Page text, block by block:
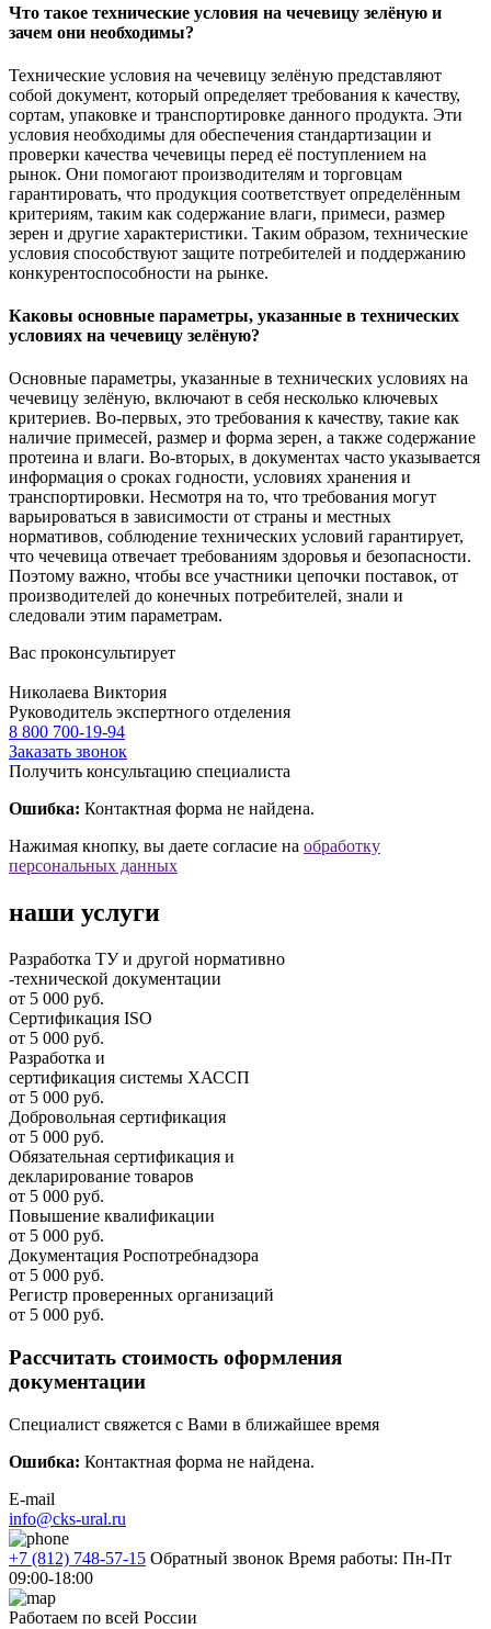
Что такое технические условия на чечевицу зелёную и
зачем они необходимы?
Технические условия на чечевицу зелёную представляют
собой документ, который определяет требования к качеству,
сортам, упаковке и транспортировке данного продукта. Эти
условия необходимы для обеспечения стандартизации и
проверки качества чечевицы перед её поступлением на
рынок. Они помогают производителям и торговцам
гарантировать, что продукция соответствует определённым
критериям, таким как содержание влаги, примеси, размер
зерен и другие характеристики. Таким образом, технические
условия способствуют защите потребителей и поддержанию
конкурентоспособности на рынке.
Каковы основные параметры, указанные в технических
условиях на чечевицу зелёную?
Основные параметры, указанные в технических условиях на
чечевицу зелёную, включают в себя несколько ключевых
критериев. Во-первых, это требования к качеству, такие как
наличие примесей, размер и форма зерен, а также содержание
протеина и влаги. Во-вторых, в документах часто указывается
информация о сроках годности, условиях хранения и
транспортировки. Несмотря на то, что требования могут
варьироваться в зависимости от страны и местных
нормативов, соблюдение технических условий гарантирует,
что чечевица отвечает требованиям здоровья и безопасности.
Поэтому важно, чтобы все участники цепочки поставок, от
производителей до конечных потребителей, знали и
следовали этим параметрам.
Вас проконсультирует
Николаева Виктория
Руководитель экспертного отделения
8 800 700-19-94
Заказать звонок
Получить консультацию специалиста
Ошибка: Контактная форма не найдена.
Нажимая кнопку, вы даете согласие на обработку
персональных данных
наши услуги
Разработка ТУ и другой нормативно
-технической документации
от 5 000 руб.
Сертификация ISO
от 5 000 руб.
Разработка и
cертификация системы ХАССП
от 5 000 руб.
Добровольная сертификация
от 5 000 руб.
Обязательная сертификация и
декларирование товаров
от 5 000 руб.
Повышение квалификации
от 5 000 руб.
Документация Роспотребнадзора
от 5 000 руб.
Регистр проверенных организаций
от 5 000 руб.
Рассчитать стоимость оформления
документации
Специалист свяжется с Вами в ближайшее время
Ошибка: Контактная форма не найдена.
E-mail
info@cks-ural.ru
+7 (812) 748-57-15 Обратный звонок Время работы: Пн-Пт
09:00-18:00
Работаем по всей России